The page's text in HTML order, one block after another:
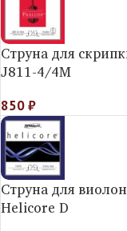
Струна для
J811-4/4M
850₽
Струна для
Helicore D